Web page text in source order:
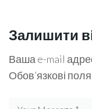
Залишити
Ваша e-mail
Обов’язкові